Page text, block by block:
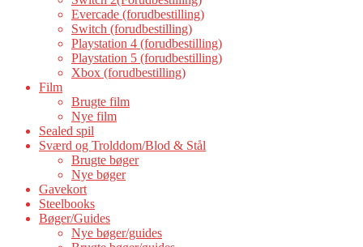
Evercade (forudbestilling)
Switch (forudbestilling)
Playstation 4 (forudbestilling)
Playstation 5 (forudbestilling)
Xbox (forudbestilling)
Film
Brugte film
Nye film
Sealed spil
Sværd og Trolddom/Blod & Stål
Brugte bøger
Nye bøger
Gavekort
Steelbooks
Bøger/Guides
Nye bøger/guides